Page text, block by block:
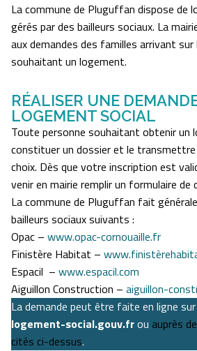
La commune de Pluguffan dispose de
gérés par des bailleurs sociaux. La
aux demandes des familles arrivant
souhaitant un logement.
RÉALISER UNE
LOGEMENT SOCIAL
Toute personne souhaitant obtenir un
constituer un dossier et le transmettre
choix. Dès que votre inscription est
venir en mairie remplir un formulaire de
La commune de Pluguffan fait
bailleurs sociaux suivants :
Opac – www.opac-cornouaille.fr
Finistère Habitat –
Espacil – www.espacil.com
Aiguillon Construction – aiguillon-
La demande peut être faite en ligne
logement-social.gouv.frou auprès
cités ci-dessus.